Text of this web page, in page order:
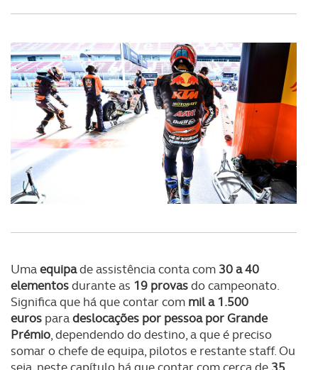
experiência de navegação no Website e nos serviços
Consulte a política de cookies do site.
Umaequipade assistência conta com 30 a 40
elementosdurante as 19 provasdo campeonato.
Significa que há que contar com mil a 1.500
euros paradeslocações por pessoa por Grande
Prémio, dependendo do destino, a que é preciso
somar o chefe de equipa, pilotos e restante staff. Ou
seja, neste capítulo há que contar com cerca de 35